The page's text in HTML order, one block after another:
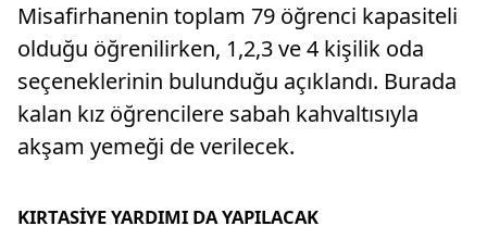
Misafirhanenin toplam 79 öğrenci kapasiteli
olduğu öğrenilirken, 1,2,3 ve 4 kişilik oda
seçeneklerinin bulunduğu açıklandı. Burada
kalan kız öğrencilere sabah kahvaltısıyla
akşam yemeği de verilecek.
KIRTASİYE YARDIMI DA YAPILACAK